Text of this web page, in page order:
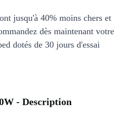
jusqu'à 40% moins chers et
dès maintenant votre
dotés de 30 jours d'essai
- Description